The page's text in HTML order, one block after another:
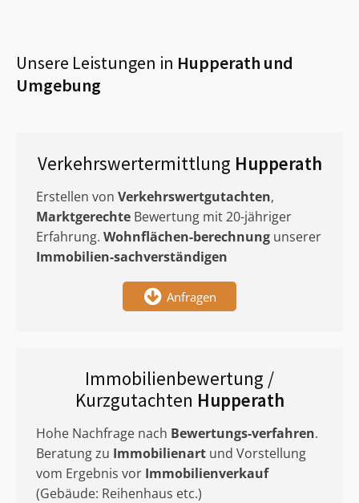
Unsere Leistungen in Hupperath und
Umgebung
Verkehrswertermittlung Hupperath
Erstellen von Verkehrswertgutachten,
Marktgerechte Bewertung mit 20-jähriger
Erfahrung. Wohnflächen-berechnung unserer
Immobilien-sachverständigen
Anfragen
Immobilienbewertung /
Kurzgutachten Hupperath
Hohe Nachfrage nach Bewertungs-verfahren.
Beratung zu Immobilienart und Vorstellung
vom Ergebnis vor Immobilienverkauf
(Gebäude: Reihenhaus etc.)